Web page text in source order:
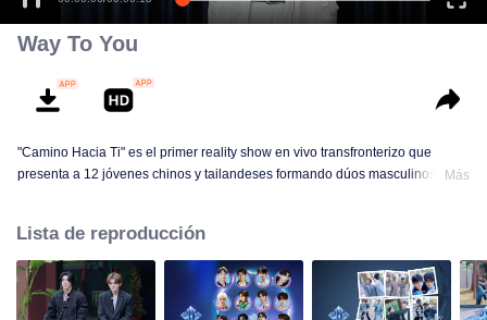
Way To You
"Camino Hacia Ti" es el primer reality show en vivo transfronterizo que
presenta a 12 jóvenes chinos y tailandeses formando dúos masculinos.
multiplataforma. Los espectadores participan directamente en el desarrollo
de sus ídolos a través de votaciones y apoyo, observando el viaje desde el
primer encuentro hasta la perfecta sincronía. La pareja más popular con la
mejor química debutará finalmente en el escenario global.
Más
Lista de reproducción